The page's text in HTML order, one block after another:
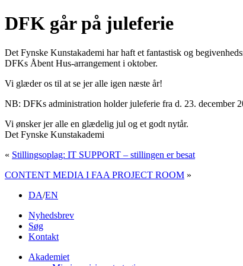
DFK går på juleferie
Det Fynske Kunstakademi har haft et fantastisk og
DFKs Åbent Hus-arrangement i oktober.
Vi glæder os til at se jer alle igen næste år!
NB: DFKs administration holder juleferie fra d. 23. december
Vi ønsker jer alle en glædelig jul og et godt nytår.
Det Fynske Kunstakademi
« Stillingsoplag: IT SUPPORT – stillingen er besat
CONTENT MEDIA I FAA PROJECT ROOM »
DA/EN
Nyhedsbrev
Søg
Kontakt
Akademiet